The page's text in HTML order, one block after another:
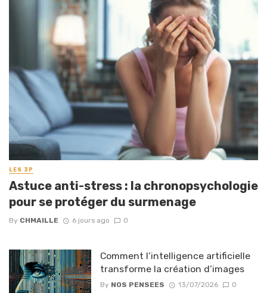
LES 3P
Astuce anti-stress : la chronopsychologie
pour se protéger du surmenage
By CHMAILLE 6 jours ago 0
Comment l’intelligence artificielle
transforme la création d’images
By NOS PENSEES 13/07/2026 0